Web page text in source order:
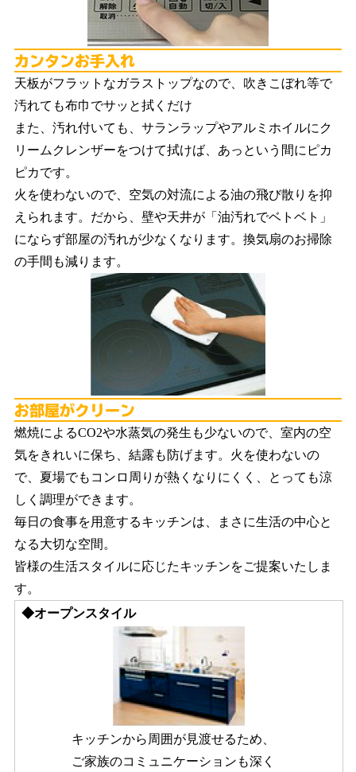
天板がフラットなガラストップなので、吹きこぼれ等で
汚れても布巾でサッと拭くだけ
また、汚れ付いても、サランラップやアルミホイルにク
リームクレンザーをつけて拭けば、あっという間にピカ
ピカです。
火を使わないので、空気の対流による油の飛び散りを抑
えられます。だから、壁や天井が「油汚れでベトベト」
にならず部屋の汚れが少なくなります。換気扇のお掃除
の手間も減ります。
燃焼によるCO2や水蒸気の発生も少ないので、室内の空
気をきれいに保ち、結露も防げます。火を使わないの
で、夏場でもコンロ周りが熱くなりにくく、とっても涼
しく調理ができます。
毎日の食事を用意するキッチンは、まさに生活の中心と
なる大切な空間。
皆様の生活スタイルに応じたキッチンをご提案いたしま
す。
◆オープンスタイル
キッチンから周囲が見渡せるため、
ご家族のコミュニケーションも深く